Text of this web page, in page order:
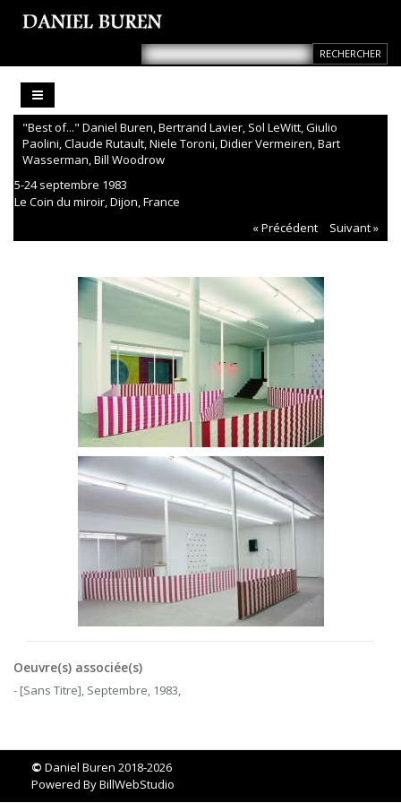
"Best of..." Daniel Buren, Bertrand Lavier, Sol LeWitt, Giulio
Paolini, Claude Rutault, Niele Toroni, Didier Vermeiren, Bart
Wasserman, Bill Woodrow
5-24 septembre 1983
Le Coin du miroir, Dijon, France
« Précédent
Suivant »
Oeuvre(s) associée(s)
- [Sans Titre], Septembre, 1983,
© Daniel Buren 2018-2026
Powered ByBillWebStudio